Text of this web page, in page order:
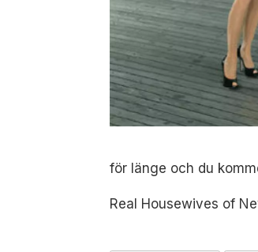
för länge och du
Real Housewives of